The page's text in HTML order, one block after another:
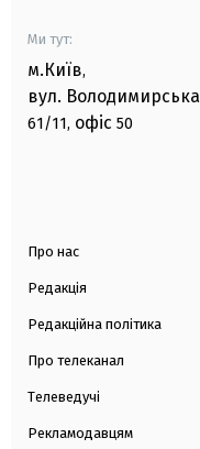
Ми тут:
м.Київ,
вул. Володимирська
61/11, офіс 50
Про нас
Редакція
Редакційна політика
Про телеканал
Телеведучі
Рекламодавцям